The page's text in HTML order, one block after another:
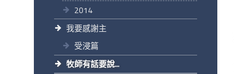
2014
我要感謝主
受浸篇
牧師有話要說...